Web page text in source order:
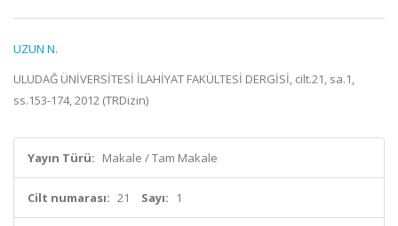
UZUN N.
ULUDAĞ ÜNİVERSİTESİ İLAHİYAT FAKÜLTESİ DERGİSİ, cilt.21, sa.1,
ss.153-174, 2012 (TRDizin)
Yayın Türü: Makale / Tam Makale
Cilt numarası: 21 Sayı: 1